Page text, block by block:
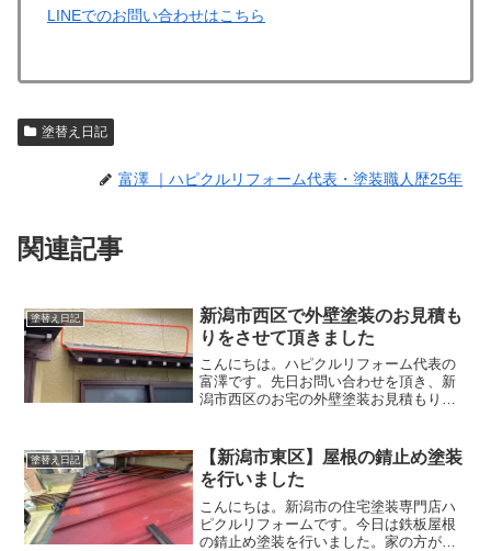
LINEでのお問い合わせはこちら
塗替え日記
富澤 ｜ハピクルリフォーム代表・塗装職人歴25年
関連記事
塗替え日記
新潟市西区で外壁塗装のお見積も
りをさせて頂きました
こんにちは。ハピクルリフォーム代表の
富澤です。先日お問い合わせを頂き、新
潟市西区のお宅の外壁塗装お見積もりを
塗り替えをお考えということでした。塗
り替えされてから10年...
塗替え日記
【新潟市東区】屋根の錆止め塗装
を行いました
こんにちは。新潟市の住宅塗装専門店ハ
ピクルリフォームです。今日は鉄板屋根
の錆止め塗装を行いました。家の方が定